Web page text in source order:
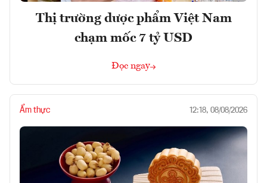
Thị trường dược phẩm Việt Nam
chạm mốc 7 tỷ USD
Đọc ngay
Ẩm thực 12:18, 08/08/2026